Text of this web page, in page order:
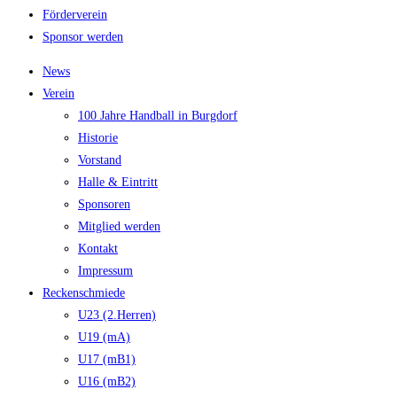
Förderverein
Sponsor werden
News
Verein
100 Jahre Handball in Burgdorf
Historie
Vorstand
Halle & Eintritt
Sponsoren
Mitglied werden
Kontakt
Impressum
Reckenschmiede
U23 (2.Herren)
U19 (mA)
U17 (mB1)
U16 (mB2)